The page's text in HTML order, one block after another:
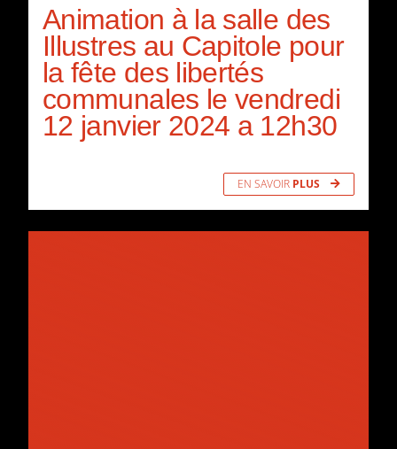
Animation à la salle des
Illustres au Capitole pour
la fête des libertés
communales le vendredi
12 janvier 2024 a 12h30
EN SAVOIR PLUS